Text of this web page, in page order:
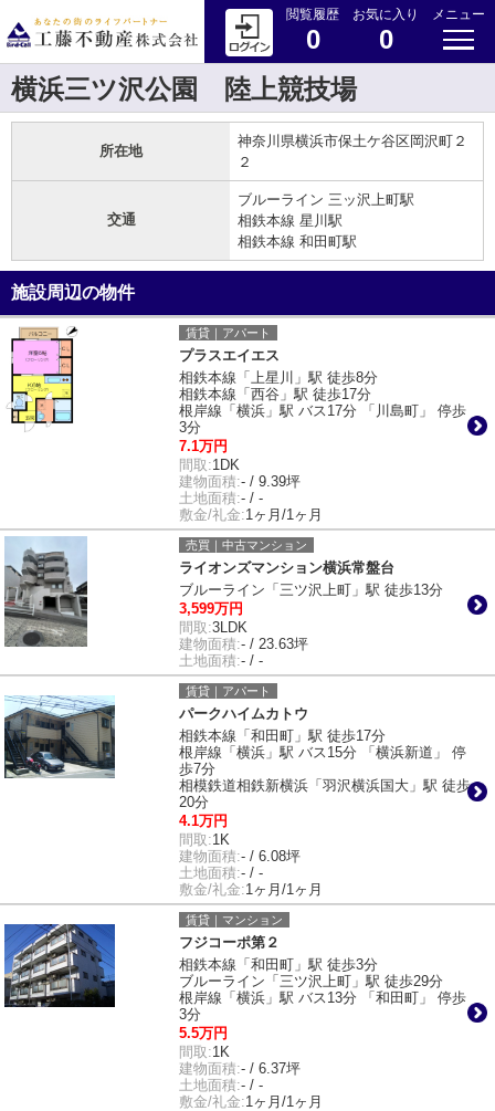
閲覧履歴
0
お気に入り
0
メニュー
横浜三ツ沢公園 陸上競技場
所在地
神奈川県横浜市保土ケ谷区岡沢町２
２
交通
ブルーライン 三ッ沢上町駅
相鉄本線 星川駅
相鉄本線 和田町駅
施設周辺の物件
賃貸｜アパート
プラスエイエス
相鉄本線「上星川」駅 徒歩8分
相鉄本線「西谷」駅 徒歩17分
根岸線「横浜」駅 バス17分 「川島町」 停歩
3分
7.1万円
間取:1DK
建物面積:- / 9.39坪
土地面積:- / -
敷金/礼金:1ヶ月/1ヶ月
売買｜中古マンション
ライオンズマンション横浜常盤台
ブルーライン「三ツ沢上町」駅 徒歩13分
3,599万円
間取:3LDK
建物面積:- / 23.63坪
土地面積:- / -
賃貸｜アパート
パークハイムカトウ
相鉄本線「和田町」駅 徒歩17分
根岸線「横浜」駅 バス15分 「横浜新道」 停
歩7分
相模鉄道相鉄新横浜「羽沢横浜国大」駅 徒歩
20分
4.1万円
間取:1K
建物面積:- / 6.08坪
土地面積:- / -
敷金/礼金:1ヶ月/1ヶ月
賃貸｜マンション
フジコーポ第２
相鉄本線「和田町」駅 徒歩3分
ブルーライン「三ツ沢上町」駅 徒歩29分
根岸線「横浜」駅 バス13分 「和田町」 停歩
3分
5.5万円
間取:1K
建物面積:- / 6.37坪
土地面積:- / -
敷金/礼金:1ヶ月/1ヶ月